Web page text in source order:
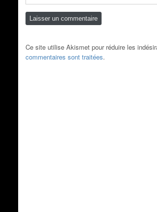
Ce site utilise Akismet pour réduire les
commentaires sont traitées.